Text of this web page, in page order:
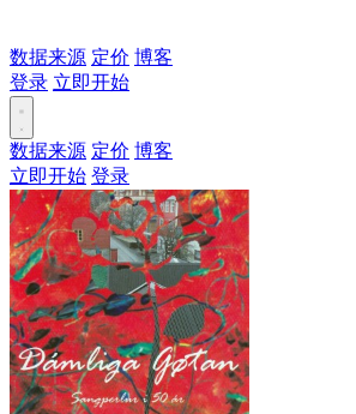
数据来源 定价 博客
登录 立即开始
数据来源 定价 博客
立即开始 登录